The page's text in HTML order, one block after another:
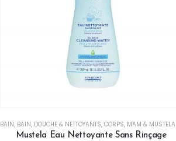
BAIN, BAIN, DOUCHE & NETTOYANTS, CORPS, MAM & MUSTELA BLACK FRIDAY
Mustela Eau Nettoyante Sans Rinçage